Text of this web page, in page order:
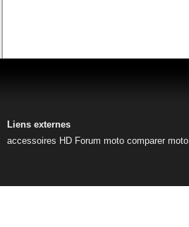
Liens externes
accessoires HD Forum moto comparer moto